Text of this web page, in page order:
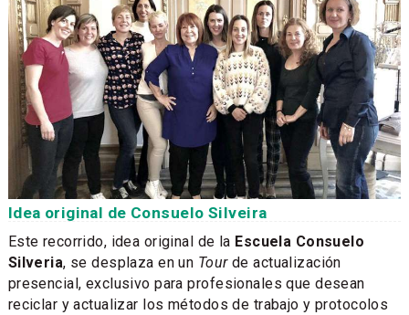
Idea original de Consuelo Silveira
Este recorrido, idea original de la Escuela Consuelo
Silveria, se desplaza en un Tourde actualización
presencial, exclusivo para profesionales que desean
reciclar y actualizar los métodos de trabajo y protocolos